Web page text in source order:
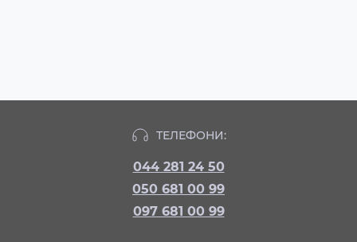
ТЕЛЕФОНИ:
044 281 24 50
050 681 00 99
097 681 00 99